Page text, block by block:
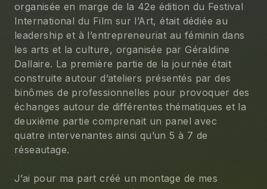
organisée en marge de la 42e édition du Festival
International du Film sur l’Art, était dédiée au
leadership et à l’entrepreneuriat au féminin dans
les arts et la culture, organisée par Géraldine
Dallaire. La première partie de la journée était
construite autour d’ateliers présentés par des
binômes de professionnelles pour provoquer des
échanges autour de différentes thématiques et la
deuxième partie comprenait un panel avec
quatre intervenantes ainsi qu’un 5 à 7 de
réseautage.
J’ai pour ma part créé un montage de mes